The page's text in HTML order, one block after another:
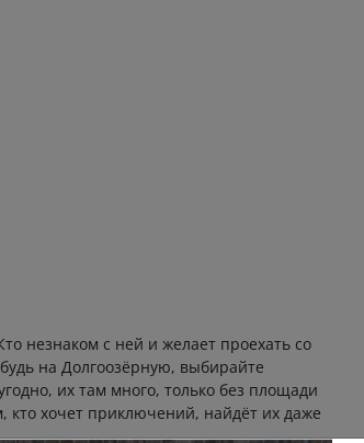
незнаком с ней и желает проехать со
на Долгоозёрную, выбирайте
их там много, только без площади
кто хочет приключений, найдёт их даже